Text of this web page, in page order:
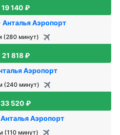
19 140 ₽
Аэропорт
(280 минут)
21 818 ₽
Аэропорт
(240 минут)
520 ₽
Аэропорт
(110 минут)